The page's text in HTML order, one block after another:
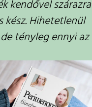
kendővel szárazra
kész. Hihetetlenül
tényleg ennyi az